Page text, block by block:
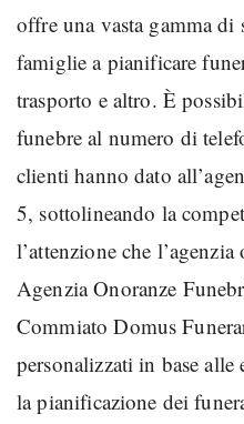
offre una vasta gamma di
famiglie a pianificare
trasporto e altro. È
funebre al numero di
clienti hanno dato
5, sottolineando la
l’attenzione che
Agenzia Onoranze
Commiato Domus
personalizzati in base
la pianificazione dei